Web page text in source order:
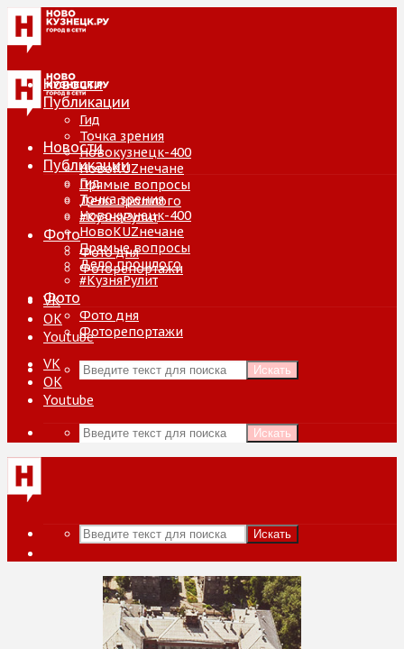
Новости
Публикации
Гид
Точка зрения
Новокузнецк-400
НовоKUZнечане
Прямые вопросы
Дело прошлого
#КузняРулит
Фото
Фото дня
Фоторепортажи
VK
ОК
Youtube
Искать
Новости
Публикации
Гид
Точка зрения
Новокузнецк-400
НовоKUZнечане
Прямые вопросы
Дело прошлого
#КузняРулит
Фото
Фото дня
Фоторепортажи
VK
ОК
Youtube
Искать
Искать